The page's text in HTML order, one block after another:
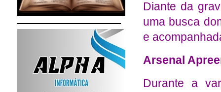
Diante da
uma busca
e
Arsenal
Durante a